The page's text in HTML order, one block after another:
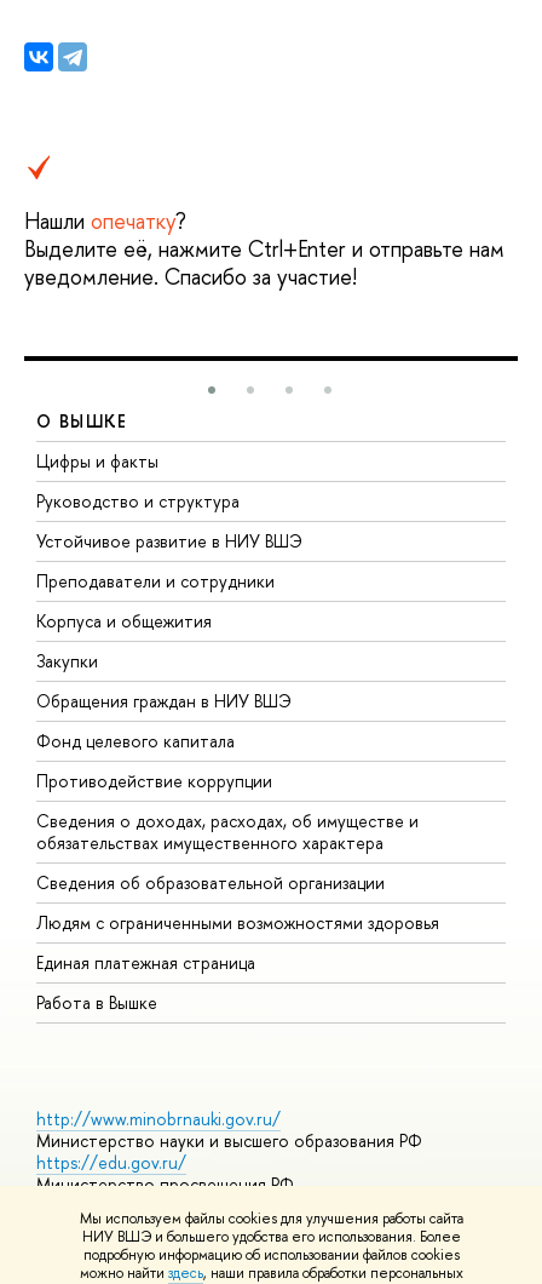
Мы используем файлы cookies для улучшения работы сайта
НИУ ВШЭ и большего удобства его использования. Более
подробную информацию об использовании файлов cookies
можно найти здесь, наши правила обработки персональных
Нашли опечатку?
Выделите её, нажмите Ctrl+Enter и отправьте нам
уведомление. Спасибо за участие!
О ВЫШКЕ
Цифры и факты
Руководство и структура
Устойчивое развитие в НИУ ВШЭ
Преподаватели и сотрудники
Корпуса и общежития
Закупки
Обращения граждан в НИУ ВШЭ
Фонд целевого капитала
Противодействие коррупции
Сведения о доходах, расходах, об имуществе и
обязательствах имущественного характера
Сведения об образовательной организации
Людям с ограниченными возможностями здоровья
Единая платежная страница
Работа в Вышке
http://www.minobrnauki.gov.ru/
Министерство науки и высшего образования РФ
https://edu.gov.ru/
Министерство просвещения РФ
https://elearning.hse.ru/mooc
Массовые открытые онлайн-курсы